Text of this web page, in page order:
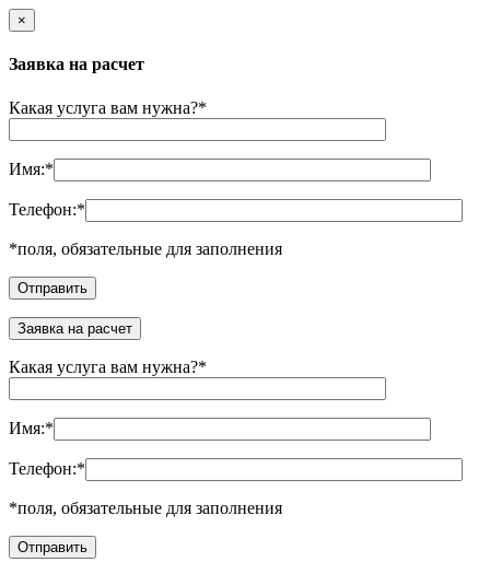
×
Заявка на расчет
Какая услуга вам нужна?*
Имя:*
Телефон:*
*поля, обязательные для заполнения
Заявка на расчет
Какая услуга вам нужна?*
Имя:*
Телефон:*
*поля, обязательные для заполнения